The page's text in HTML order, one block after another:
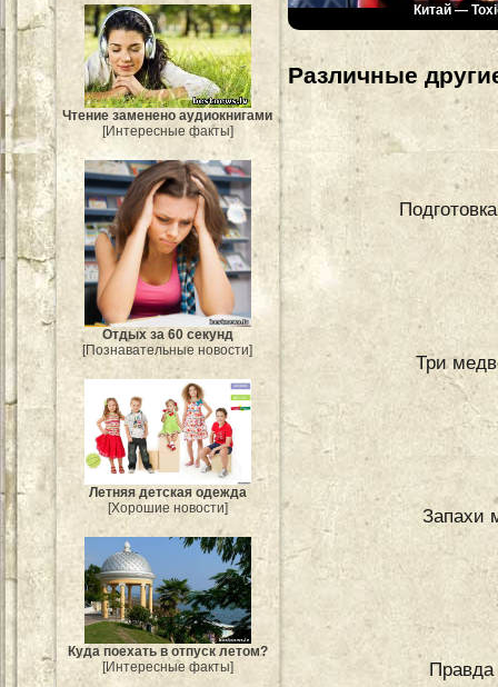
Чтение заменено аудиокнигами
[Интересные факты]
Отдых за 60 секунд
[Познавательные новости]
Летняя детская одежда
[Хорошие новости]
Куда поехать в отпуск летом?
[Интересные факты]
Китай —
Различные
Три
Запахи
Правда